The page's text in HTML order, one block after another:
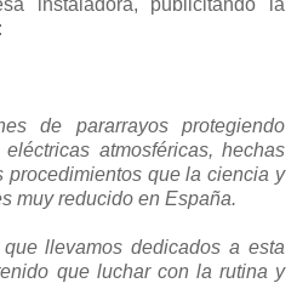
de pararrayos protegiendo
atmosféricas, hechas
procedimientos que la ciencia y
muy reducido en España.
llevamos dedicados a esta
que luchar con la rutina y